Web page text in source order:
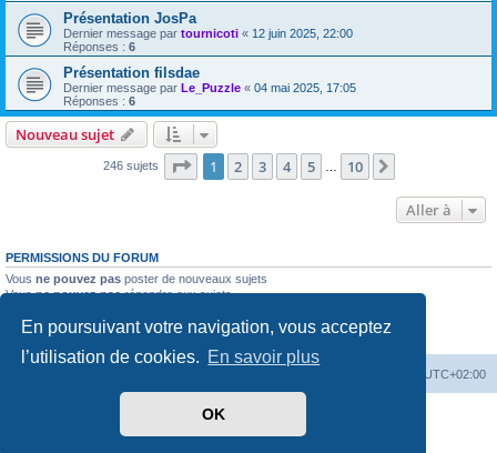
En poursuivant votre navigation, vous acceptez
l’utilisation de cookies. En savoir plus
OK
Présentation JosPa
Dernier message par tournicoti « 12 juin 2025, 22:00
Réponses : 6
Présentation filsdae
Dernier message par Le_Puzzle « 04 mai 2025, 17:05
Réponses : 6
Nouveau sujet
246 sujets Page 1sur10
1 2 3 4 5 10
Aller à
PERMISSIONS DU FORUM
Vous ne pouvez pas poster de nouveaux sujets
Vousne pouvez pasrépondre aux sujets
Vousne pouvez passupprimer vos messages
ne pouvez pas joindre des fichiers
UTC+02:00
phpBB ® Forum Software © phpBB Limited
Traduit parphpBB-fr.com